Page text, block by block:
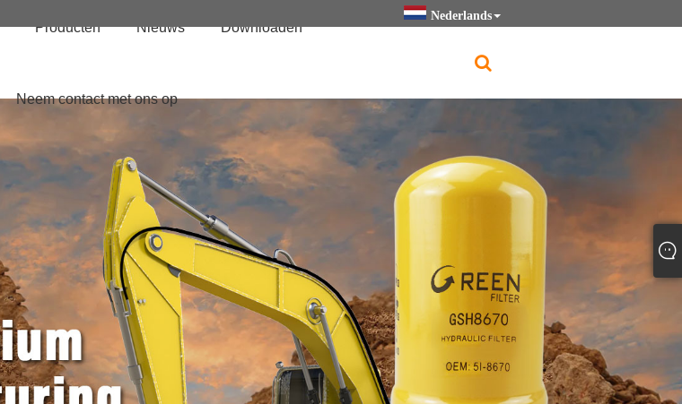
Nederlands
Producten Nieuws Downloaden
Neem contact met ons op